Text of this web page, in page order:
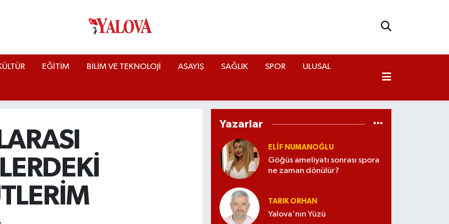
EĞİTİM BİLİM VE TEKNOLOJİ ASAYİŞ SAĞLIK SPOR ULUSAL
Yazarlar
ELİF NUMANOĞLU
Göğüs ameliyatı sonrası spora
ne zaman dönülür?
TARIK ORHAN
Yalova'nın Yüzü